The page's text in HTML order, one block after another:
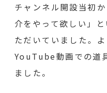
チャンネル開設当初
介をやって欲しい」
ただいていました。
YouTube動画での道
ました。